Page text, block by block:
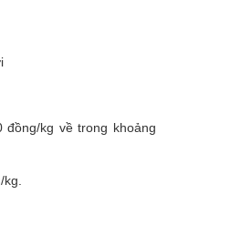
kg về trong khoảng